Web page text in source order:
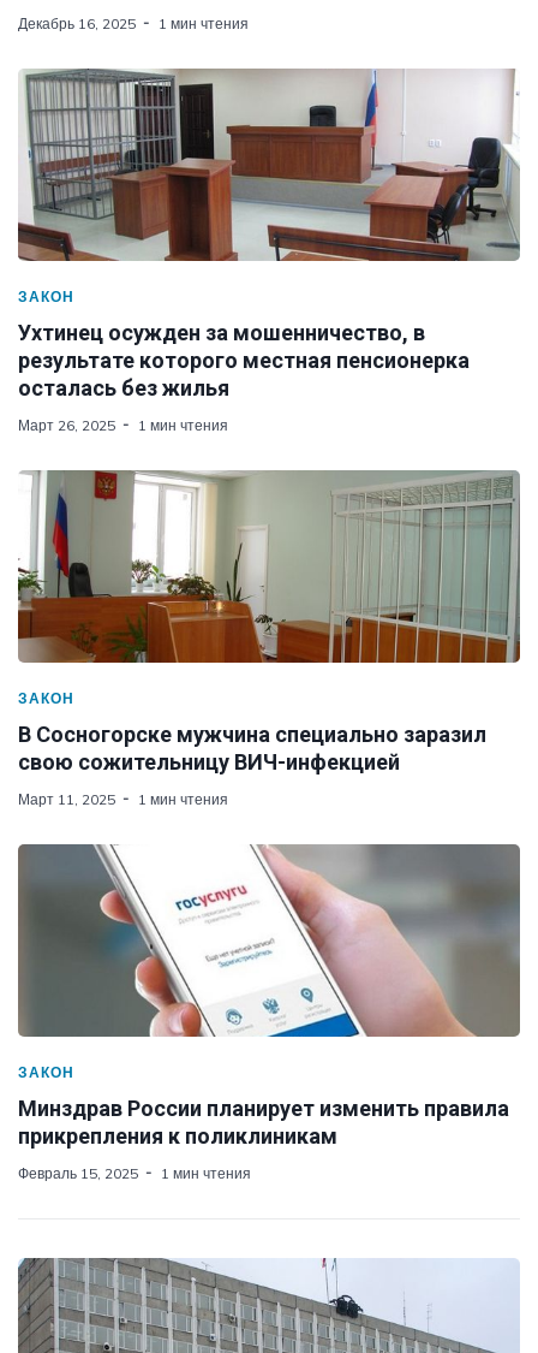
Декабрь 16, 2025 1 мин чтения
ЗАКОН
Ухтинец осужден за мошенничество, в
результате которого местная пенсионерка
осталась без жилья
Март 26, 2025 1 мин чтения
ЗАКОН
В Сосногорске мужчина специально заразил
свою сожительницу ВИЧ-инфекцией
Март 11, 2025 1 мин чтения
ЗАКОН
Минздрав России планирует изменить правила
прикрепления к поликлиникам
Февраль 15, 2025 1 мин чтения